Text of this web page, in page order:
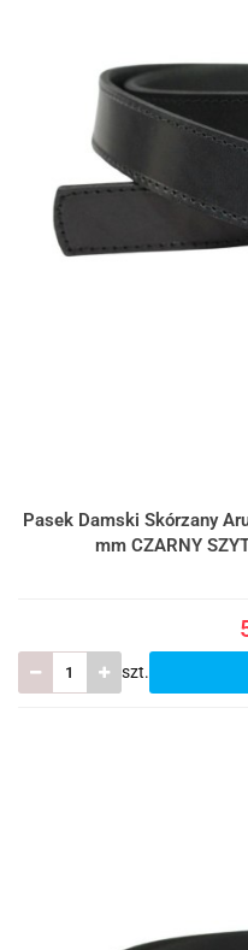
Pasek Damski Skórzany
mm CZARNY
szt.